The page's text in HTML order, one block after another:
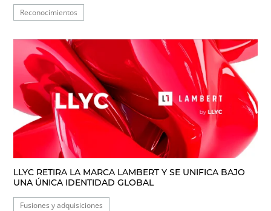
Reconocimientos
LLYC RETIRA LA MARCA LAMBERT Y SE UNIFICA BAJO
UNA ÚNICA IDENTIDAD GLOBAL
Fusiones y adquisiciones